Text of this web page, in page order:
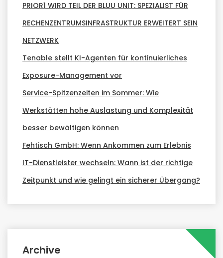
PRIOR1 WIRD TEIL DER BLUU UNIT: SPEZIALIST FÜR
RECHENZENTRUMSINFRASTRUKTUR ERWEITERT SEIN
NETZWERK
Tenable stellt KI-Agenten für kontinuierliches
Exposure-Management vor
Service-Spitzenzeiten im Sommer: Wie
Werkstätten hohe Auslastung und Komplexität
besser bewältigen können
Fehtisch GmbH: Wenn Ankommen zum Erlebnis
IT-Dienstleister wechseln: Wann ist der richtige
Zeitpunkt und wie gelingt ein sicherer Übergang?
Archive